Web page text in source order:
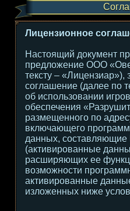
Лицензионное
Настоящий документ
предложение ООО
тексту – «Лицензиар»),
соглашение (далее по
об использовании
обеспечения
размещенного по
включающего
данных, составляющие
(активированные
расширяющих ее
возможности
активированные
изложенных ниже